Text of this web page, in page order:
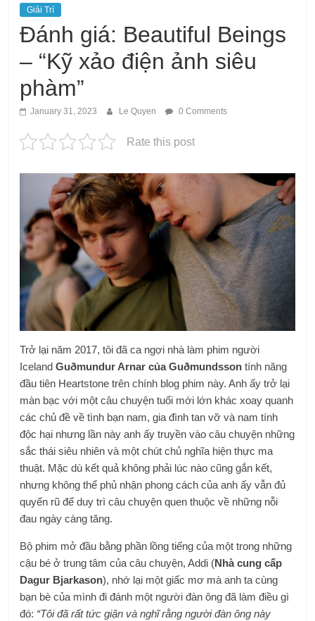
Giải Trí
Đánh giá: Beautiful Beings
– “Kỹ xảo điện ảnh siêu
phàm”
January 31, 2023 Le Quyen 0 Comments
Rate this post
Trở lại năm 2017, tôi đã ca ngợi nhà làm phim người
IcelandGuðmundur Arnar của Guðmundssontính năng
đầu tiên Heartstone trên chính blog phim này. Anh ấy trở lại
màn bạc với một câu chuyện tuổi mới lớn khác xoay quanh
các chủ đề về tình bạn nam, gia đình tan vỡ và nam tính
độc hại nhưng lần này anh ấy truyền vào câu chuyện những
sắc thái siêu nhiên và một chút chủ nghĩa hiện thực ma
thuật. Mặc dù kết quả không phải lúc nào cũng gắn kết,
nhưng không thể phủ nhận phong cách của anh ấy vẫn đủ
quyến rũ để duy trì câu chuyện quen thuộc về những nỗi
đau ngày càng tăng.
Bộ phim mở đầu bằng phần lồng tiếng của một trong những
cậu bé ở trung tâm của câu chuyện, Addi (Nhà cung cấp
Dagur Bjarkason), nhớ lại một giấc mơ mà anh ta cùng
bạn bè của mình đi đánh một người đàn ông đã làm điều gì
đó: “Tôi đã rất tức giận và nghĩ rằng người đàn ông này